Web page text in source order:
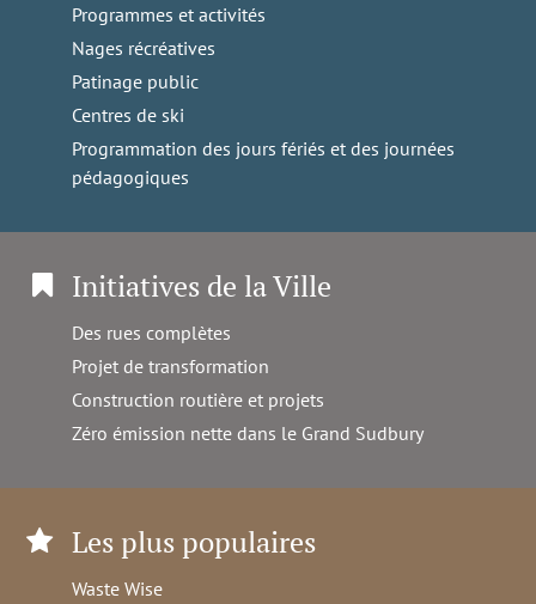
Programmes et activités
Nages récréatives
Patinage public
Centres de ski
Programmation des jours fériés et des journées
pédagogiques
Initiatives de la Ville
Des rues complètes
Projet de transformation
Construction routière et projets
Zéro émission nette dans le Grand Sudbury
Les plus populaires
Waste Wise